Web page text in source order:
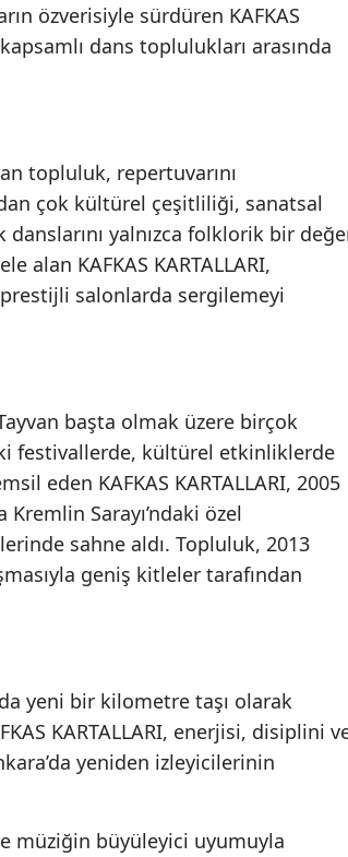
özverisiyle sürdüren KAFKAS
dans toplulukları arasında
topluluk, repertuvarını
çok kültürel çeşitliliği, sanatsal
danslarını yalnızca folklorik bir
alan KAFKAS KARTALLARI,
salonlarda sergilemeyi
başta olmak üzere birçok
festivallerde, kültürel etkinliklerde
eden KAFKAS KARTALLARI, 2005
Kremlin Sarayı’ndaki özel
sahne aldı. Topluluk, 2013
geniş kitleler tarafından
yeni bir kilometre taşı olarak
KARTALLARI, enerjisi, disiplini
yeniden izleyicilerinin
müziğin büyüleyici uyumuyla